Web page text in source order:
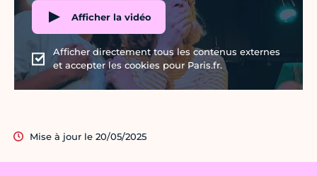
Afficher la vidéo
Afficher directement tous les contenus externes
et accepter les cookies pour Paris.fr.
Mise à jour le 20/05/2025